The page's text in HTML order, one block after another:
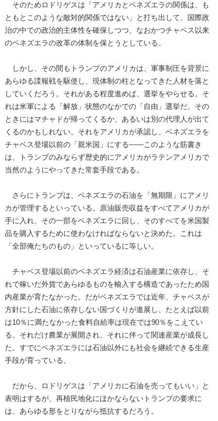
そのためロドリゲスは「アメリカとベネズエラの関係は、も
ともとこのような敵対的関係ではない」と打ち出して、国際政
治の中での政治的主体性を確保しつつ、なおかつチャベス以来
のベネズエラの改革の体制を保とうとしている。
しかし、その間もトランプのアメリカは、軍事制圧を背景に
あらゆる諜報戦を駆使し、現体制の柱となってきた人材を落と
していくだろう。それがある程度進めば、選挙をやらせる。そ
れは米軍による「解放」状態のなかでの「自由」選挙だ。その
ときにはマチャドが帰ってくるか、あるいは別の代理人が出て
くるのかもしれない。それをアメリカが承認し、ベネズエラを
チャベス登場以前の「親米国」にする――このような筋書き
は、トランプのみならず歴史的にアメリカがラテンアメリカで
当然のようにやってきた常套手段である。
さらにトランプは、ベネズエラの石油を「無期限」にアメリ
カが管理するといっている。原油販売収益をすべてアメリカが
手に入れ、その一部をベネズエラに回し、そのすべてを米国製
品を購入するために使わなければならないと決めた。これは
「全部俺たちのもの」といっているに等しい。
チャベス登場以前のベネズエラ経済は石油産業に依存し、そ
れで稼いだ外貨であらゆるものを輸入する構造であったため国
内産業が育たなかった。だがベネズエラでは近年、チャベスが
方針にした石油に依存しない国づくりが進展し、たとえば以前
は10％に満たなかった食料自給率は現在では90％をこえてい
る。それだけ農業が展開され、それに伴って関連産業が成長し
た。すでにベネズエラには石油以外にも社会を継続できる生産
手段が育っている。
だから、ロドリゲスは「アメリカに石油を売ってもいい」と
表明はするが、再植民地化にほかならないトランプの要求に
は、あらゆる形をとりながら抵抗するだろう。